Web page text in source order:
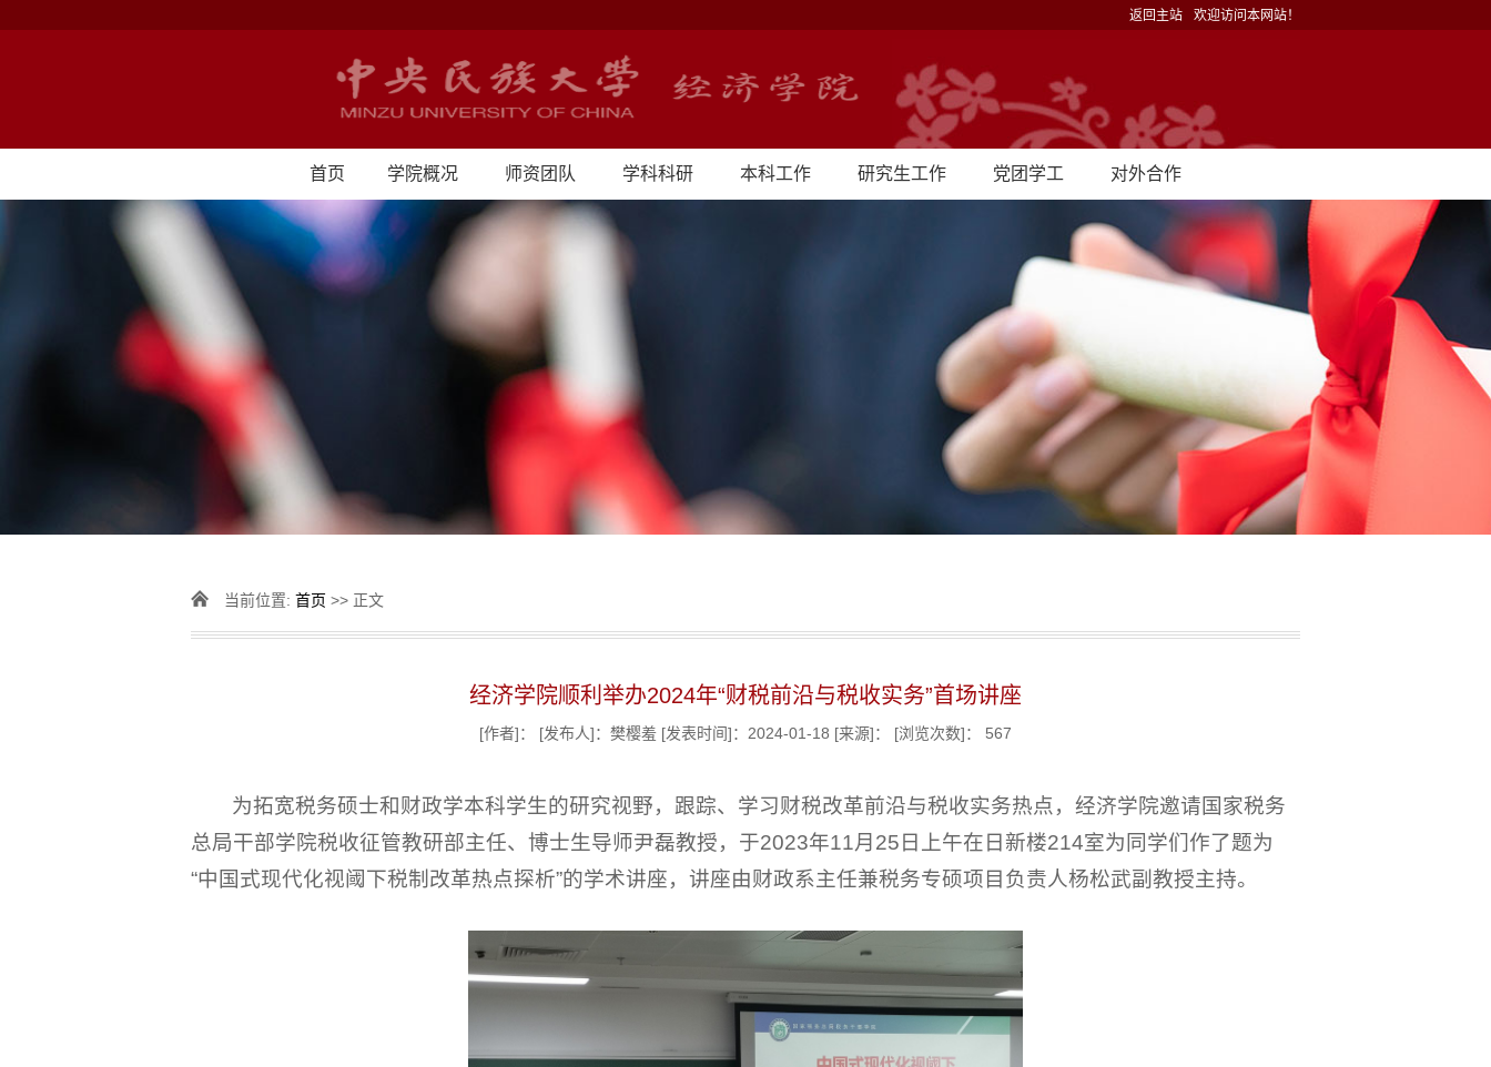
返回主站 欢迎访问本网站！
首页 学院概况 师资团队 学科科研 本科工作 研究生工作 党团学工 对外合作
当前位置: 首页 >> 正文
经济学院顺利举办2024年“财税前沿与税收实务”首场讲座
[作者]： [发布人]：樊樱羞 [发表时间]：2024-01-18 [来源]： [浏览次数]： 567
为拓宽税务硕士和财政学本科学生的研究视野，跟踪、学习财税改革前沿与税收实务热点，经济学院邀请国家税务
总局干部学院税收征管教研部主任、博士生导师尹磊教授，于2023年11月25日上午在日新楼214室为同学们作了题为
“中国式现代化视阈下税制改革热点探析”的学术讲座，讲座由财政系主任兼税务专硕项目负责人杨松武副教授主持。